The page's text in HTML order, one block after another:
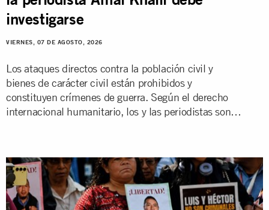
investigarse
VIERNES, 07 DE AGOSTO, 2026
Los ataques directos contra la población civil y
bienes de carácter civil están prohibidos y
constituyen crímenes de guerra. Según el derecho
internacional humanitario, los y las periodistas son